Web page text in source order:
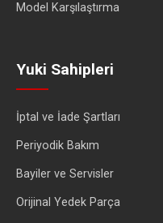
Model Karşılaştırma
Yuki Sahipleri
İptal ve İade Şartları
Periyodik Bakım
Bayiler ve Servisler
Orijinal Yedek Parça